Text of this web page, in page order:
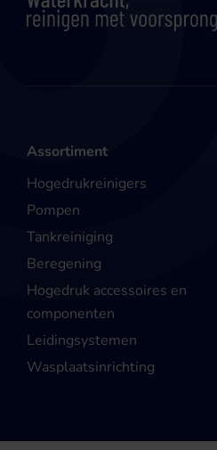
Assortiment
Hogedrukreinigers
Pompen
Tankreiniging
Beregening
Hogedruk accessoires en
componenten
Leidingsystemen
Wasplaatsinrichting